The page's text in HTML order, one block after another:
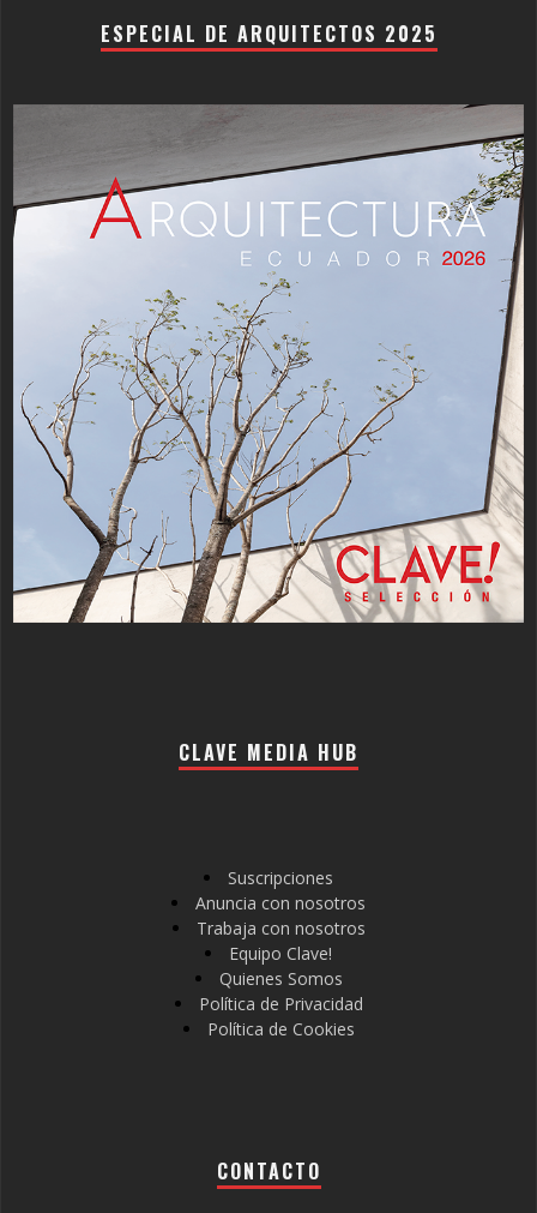
ESPECIAL DE ARQUITECTOS 2025
CLAVE MEDIA HUB
Suscripciones
Anuncia con nosotros
Trabaja con nosotros
Equipo Clave!
Quienes Somos
Política de Privacidad
Política de Cookies
CONTACTO